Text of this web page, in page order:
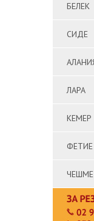
БЕЛЕК
СИДЕ
ЛАРА
КЕМЕР
ЧЕШМЕ